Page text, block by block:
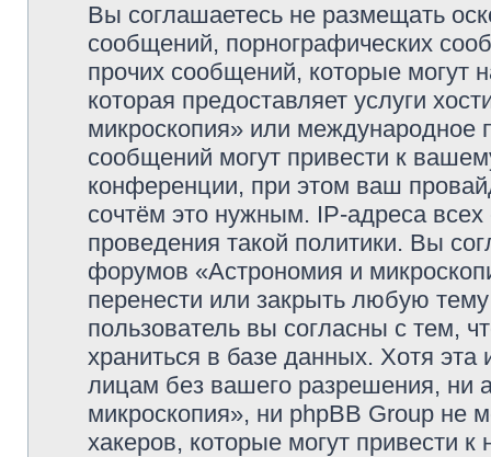
Вы соглашаетесь не размещать
сообщений, порнографических
прочих сообщений, которые могут
которая предоставляет услуги
микроскопия» или международное
сообщений могут привести к
конференции, при этом ваш
сочтём это нужным. IP-адреса
проведения такой политики. Вы
форумов «Астрономия и
перенести или закрыть любую
пользователь вы согласны с тем,
храниться в базе данных. Хотя
лицам без вашего разрешения, ни
микроскопия», ни phpBB Group не
хакеров, которые могут привести